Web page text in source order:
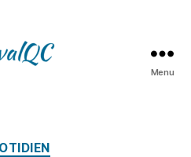
Menu
Catégories